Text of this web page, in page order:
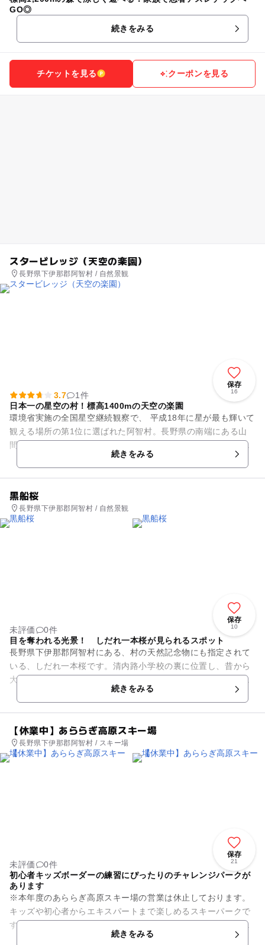
GO◎
続きをみる
チケットを見る クーポンを見る
スタービレッジ（天空の楽園）
長野県下伊那郡阿智村 / 自然景観
保存
16
3.7
1件
日本一の星空の村！標高1400mの天空の楽園
環境省実施の全国星空継続観察で、 平成18年に星が最も輝いて
観える場所の第1位に選ばれた阿智村。長野県の南端にある山
間の静かな村で、南信最大の温泉昼神温泉郷があることでも有
名です。都会では決して...続きをみる
黒船桜
長野県下伊那郡阿智村 / 自然景観
保存
10
未評価
0件
目を奪われる光景！ しだれ一本桜が見られるスポット
長野県下伊那郡阿智村にある、村の天然記念物にも指定されて
いる、しだれ一本桜です。清内路小学校の裏に位置し、昔から
大事に愛されてきた桜です。黒船の来航の時に植えられたとい
われており、そこから黒船桜...続きをみる
【休業中】あららぎ高原スキー場
長野県下伊那郡阿智村 / スキー場
保存
21
未評価
0件
初心者キッズボーダーの練習にぴったりのチャレンジパークが
あります
※本年度のあららぎ高原スキー場の営業は休止しております。
キッズや初心者からエキスパートまで楽しめるスキーパークで
す。ビギナーやキッズボーダーは、まずは「くねくねウエー
続きをみる